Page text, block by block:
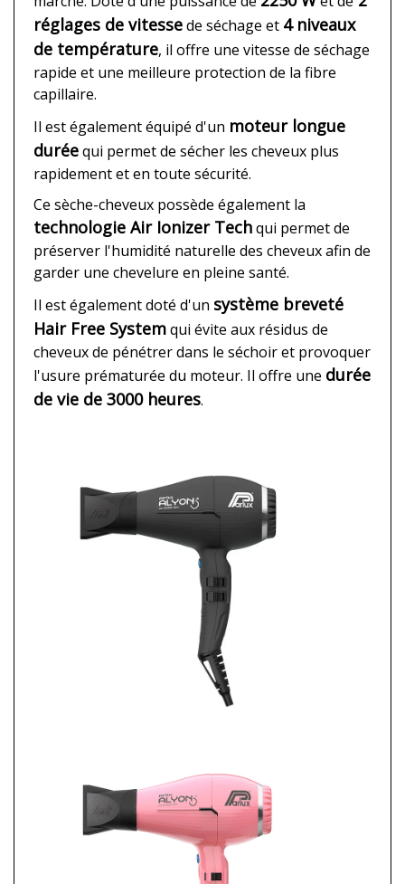
réglages de vitessede séchage et 4 niveaux
de température, il offre une vitesse de séchage
rapide et une meilleure protection de la fibre
capillaire.
Il est également équipé d'un moteur longue
duréequi permet de sécher les cheveux plus
rapidement et en toute sécurité.
Ce sèche-cheveux possède également la
technologie Air Ionizer Techqui permet de
préserver l'humidité naturelle des cheveux afin de
garder une chevelure en pleine santé.
Il est également doté d'un système breveté
Hair Free Systemqui évite aux résidus de
cheveux de pénétrer dans le séchoir et provoquer
l'usure prématurée du moteur. Il offre une durée
de vie de 3000 heures.